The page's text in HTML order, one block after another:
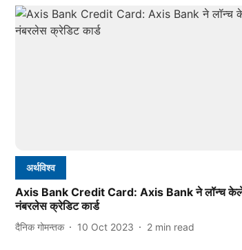
अर्थविश्व
Axis Bank Credit Card: Axis Bank ने लॉन्च
नंबरलेस क्रेडिट कार्ड
दैनिक गोमन्तक 10 Oct 2023 2 min read